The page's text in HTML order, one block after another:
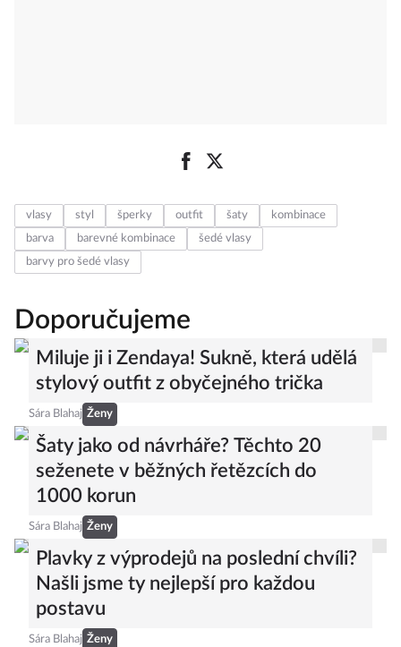
vlasy styl šperky outfit šaty
kombinace
barva
barevné kombinace
šedé vlasy
barvy pro šedé vlasy
Doporučujeme
Miluje ji i Zendaya! Sukně, která udělá
stylový outfit z obyčejného trička
Sára Blahaj Ženy
Šaty jako od návrháře? Těchto 20
seženete v běžných řetězcích do
1000 korun
Sára Blahaj Ženy
Plavky z výprodejů na poslední chvíli?
Našli jsme ty nejlepší pro každou
postavu
Sára Blahaj Ženy